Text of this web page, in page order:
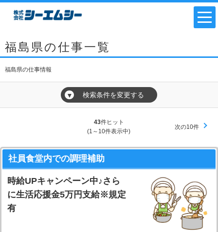
福島県の仕事一覧
福島県の仕事情報
▼ 検索条件を変更する
43件ヒット
(1～10件表示中)
次の10件
社員食堂内での調理補助
時給UPキャンペーン中♪さら
に生活応援金5万円支給※規定
有